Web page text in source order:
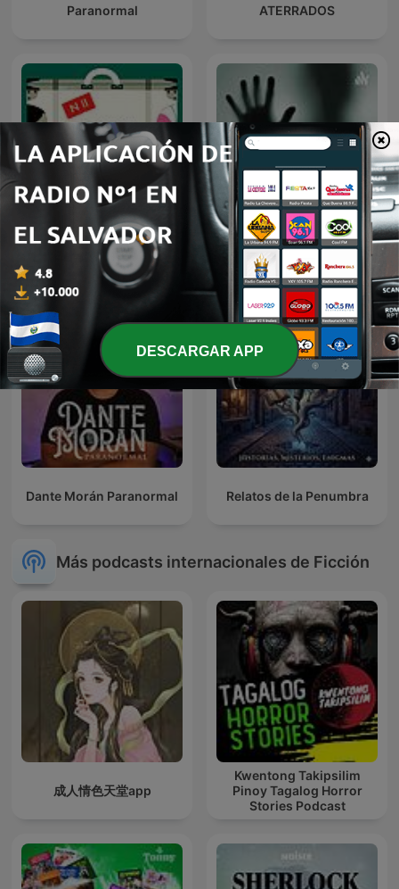
Paranormal ATERRADOS
NACIONAL II: LA RUTA DEL
EXILIO
Mi Historia Paranormal
Dante Morán Paranormal Relatos de la Penumbra
Más podcasts internacionales de Ficción
成人情色天堂app
Kwentong Takipsilim
Pinoy Tagalog Horror
Stories Podcast
DESCARGAR APP